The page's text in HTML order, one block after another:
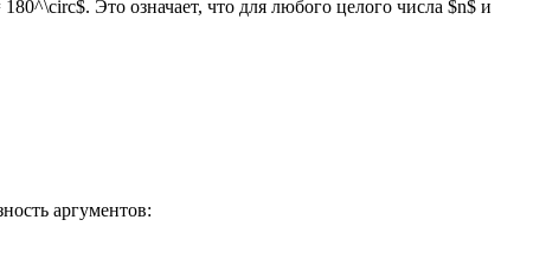
Это означает, что для любого целого числа $n$ и
аргументов: